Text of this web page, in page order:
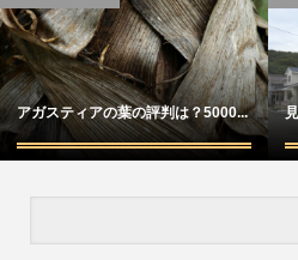
アガスティアの葉の評判は？5000...